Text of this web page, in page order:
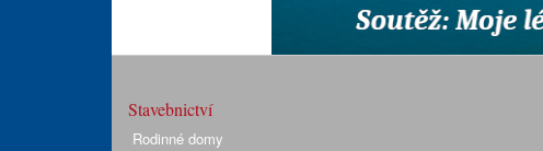
Stavebnictví
Rodinné domy